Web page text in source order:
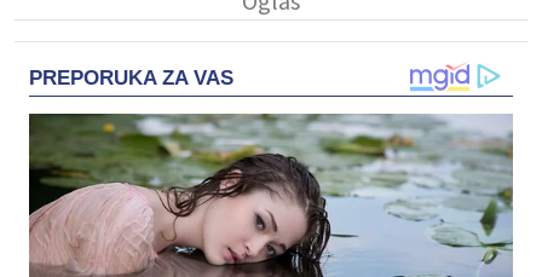
PREPORUKA ZA VAS